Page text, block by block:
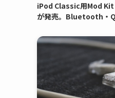
iPod Classic用Mod
が発売。Bluetooth・